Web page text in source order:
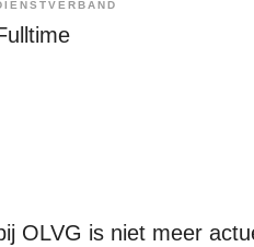
OLVG is niet meer